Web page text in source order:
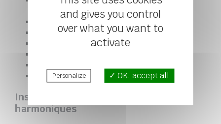
passante
Bobine zig-zag
Filtrage actif et hybride
Pont hexaphasé et dodécaphasé
Installations électriques et
harmoniques
and gives you control
over what you want to
activate
Personalize OK, accept all